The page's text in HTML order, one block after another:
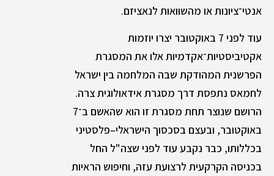
אנטי־ציונות או מהשוואות לנאציזם.
עוד לפני 7 באוקטובר יצרו יוזמות
אקטיביסטיות־אקדמיות אלו את המסגרת
הפרשנית המהודקת שבה המלחמה בין ישראל
לחמאס נתפסת דרך מסגרת אידאולוגית צרה.
הרושם שנוצר תחת מסגרת זו הוא שהאשם ב־7
באוקטובר, ובעצם בסכסוך הישראלי–פלסטיני
בכללותו, כבר נקבע עוד לפני שצה"ל החל
בכניסה הקרקעית לרצועת עזה, וחיפוש הראיות